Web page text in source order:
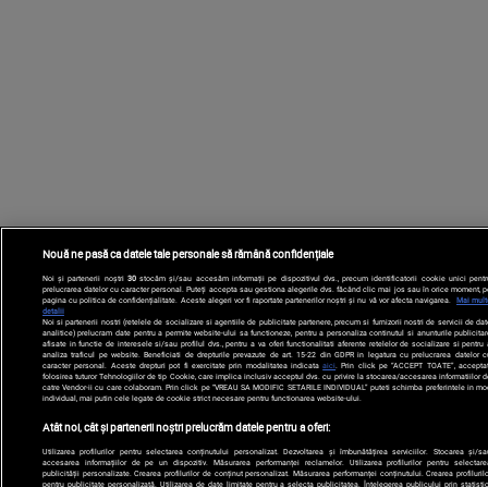
Nouă ne pasă ca datele tale personale să rămână confidențiale
Noi și partenerii noștri 30stocăm și/sau accesăm informații pe dispozitivul dvs., precum identificatorii cookie unici
prelucrarea datelor cu caracter personal. Puteți accepta sau gestiona alegerile dvs. făcând clic mai jos sau în orice moment,
pagina cu politica de confidențialitate. Aceste alegeri vor fi raportate partenerilor noștri și nu vă vor afecta navigarea.
Mai
detalii
Noi si partenerii nostri (retelele de socializare si agentiile de publicitate partenere, precum si furnizorii nostri de servicii de
analitice) prelucram date pentru a permite website-ului sa functioneze, pentru a personaliza continutul si anunturile
afisate in functie de interesele si/sau profilul dvs., pentru a va oferi functionalitati aferente retelelor de socializare si pentru
analiza traficul pe website. Beneficiati de drepturile prevazute de art. 15-22 din GDPR in legatura cu prelucrarea datelor
caracter personal. Aceste drepturi pot fi exercitate prin modalitatea indicataaici . Prin click pe “ACCEPT TOATE”,
folosirea tuturor Tehnologiilor de tip Cookie, care implica inclusiv acceptul dvs. cu privire la stocarea/accesarea informatiilor
catre Vendor-ii cu care colaboram. Prin click pe “VREAU SA MODIFIC SETARILE INDIVIDUAL” puteti schimba preferintele in
individual, mai putin cele legate de cookie strict necesare pentru functionarea website-ului.
Atât noi, cât și partenerii noștri prelucrăm datele pentru a oferi:
Utilizarea profilurilor pentru selectarea conținutului personalizat. Dezvoltarea și îmbunătățirea serviciilor. Stocarea și/
accesarea informațiilor de pe un dispozitiv. Măsurarea performanței reclamelor. Utilizarea profilurilor pentru
publicității personalizate. Crearea profilurilor de conținut personalizat. Măsurarea performanței conținutului. Crearea
pentru publicitate personalizată. Utilizarea de date limitate pentru a selecta publicitatea. Înțelegerea publicului prin